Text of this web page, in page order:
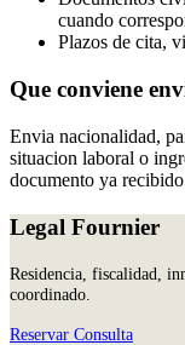
cuando
Plazos de cita,
Que conviene
Envia nacionalidad,
situacion laboral o
documento ya
Legal Fournier
Residencia, fiscalidad,
coordinado.
Reservar Consulta